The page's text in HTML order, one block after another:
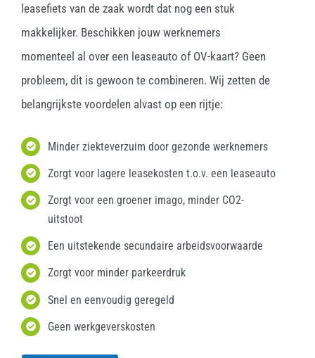
leasefiets van de zaak wordt dat nog een stuk
makkelijker. Beschikken jouw werknemers
momenteel al over een leaseauto of OV-kaart? Geen
probleem, dit is gewoon te combineren. Wij zetten de
belangrijkste voordelen alvast op een rijtje:
Minder ziekteverzuim door gezonde werknemers
Zorgt voor lagere leasekosten t.o.v. een leaseauto
Zorgt voor een groener imago, minder CO2-
uitstoot
Een uitstekende secundaire arbeidsvoorwaarde
Zorgt voor minder parkeerdruk
Snel en eenvoudig geregeld
Geen werkgeverskosten